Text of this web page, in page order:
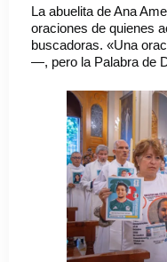
La abuelita de Ana
oraciones de quienes
buscadoras. «Una
—, pero la Palabra de